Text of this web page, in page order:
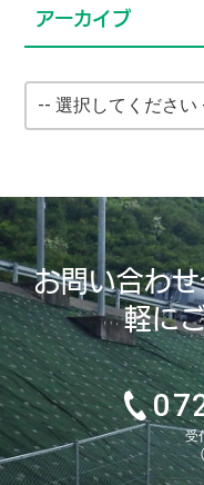
アーカイブ
お問い合わせ
軽に
受